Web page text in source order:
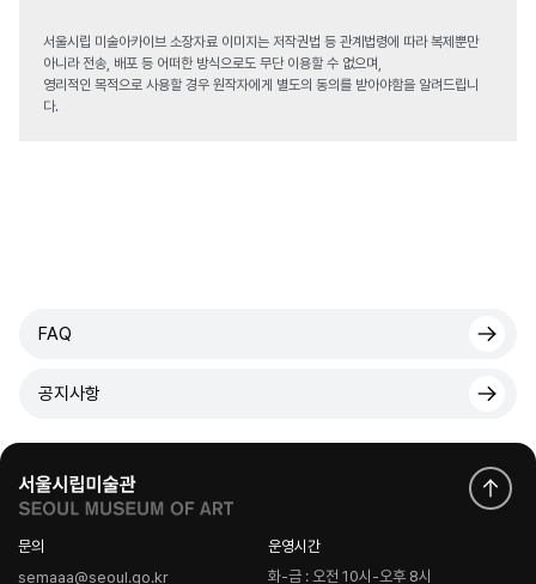
서울시립 미술아카이브 소장자료 이미지는 저작권법 등 관계법령에 따라 복제뿐만
아니라 전송, 배포 등 어떠한 방식으로도 무단 이용할 수 없으며,
영리적인 목적으로 사용할 경우 원작자에게 별도의 동의를 받아야함을 알려드립니
다.
FAQ
공지사항
문의
semaaa@seoul.go.kr
운영시간
화-금 : 오전 10시-오후 8시